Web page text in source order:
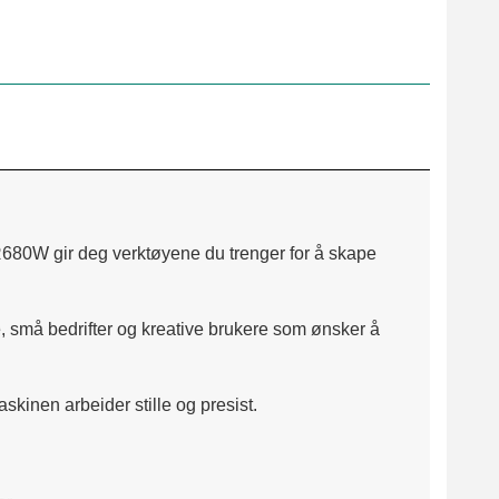
gir deg verktøyene du trenger for å skape
bedrifter og kreative brukere som ønsker å
arbeider stille og presist.